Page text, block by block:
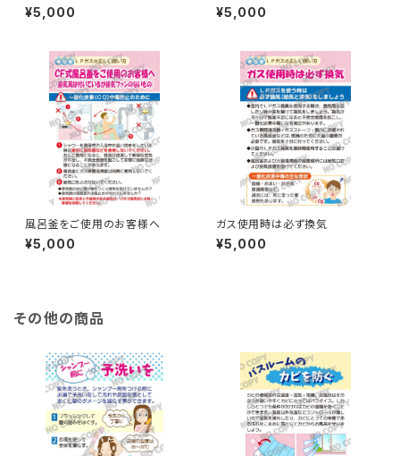
¥5,000 ¥5,000
風呂釜をご使用のお客様へ
¥5,000
ガス使用時は必ず換気
¥5,000
その他の商品